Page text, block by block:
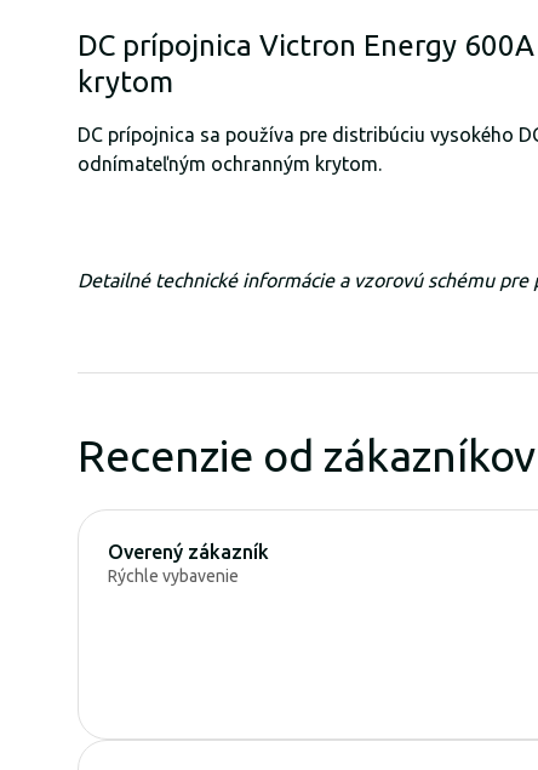
DC prípojnica Victron Energy
krytom
DC prípojnica sa používa pre distribúciu vysokého
odnímateľným ochranným krytom.
Detailné technické informácie a vzorovú schému
Recenzie od zákazníkov
Overený zákazník
Rýchle vybavenie